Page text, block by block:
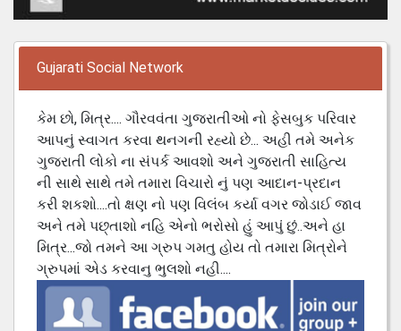
Gujarati Social Network
કેમ છો, મિત્ર.... ગૌરવવંતા ગુજરાતીઓ નો ફેસબુક પરિવાર
આપનું સ્વાગત કરવા થનગની રહ્યો છે... અહી તમે અનેક
ગુજરાતી લોકો ના સંપર્ક આવશો અને ગુજરાતી સાહિત્ય
ની સાથે સાથે તમે તમારા વિચારો નું પણ આદાન-પ્રદાન
કરી શકશો....તો ક્ષણ નો પણ વિલંબ કર્યા વગર જોડાઈ જાવ
અને તમે પછ્તાશો નહિ એનો ભરોસો હું આપું છું..અને હા
મિત્ર...જો તમને આ ગ્રુપ ગમતુ હોય તો તમારા મિત્રોને
ગ્રુપમાં એડ કરવાનુ ભુલશો નહી....